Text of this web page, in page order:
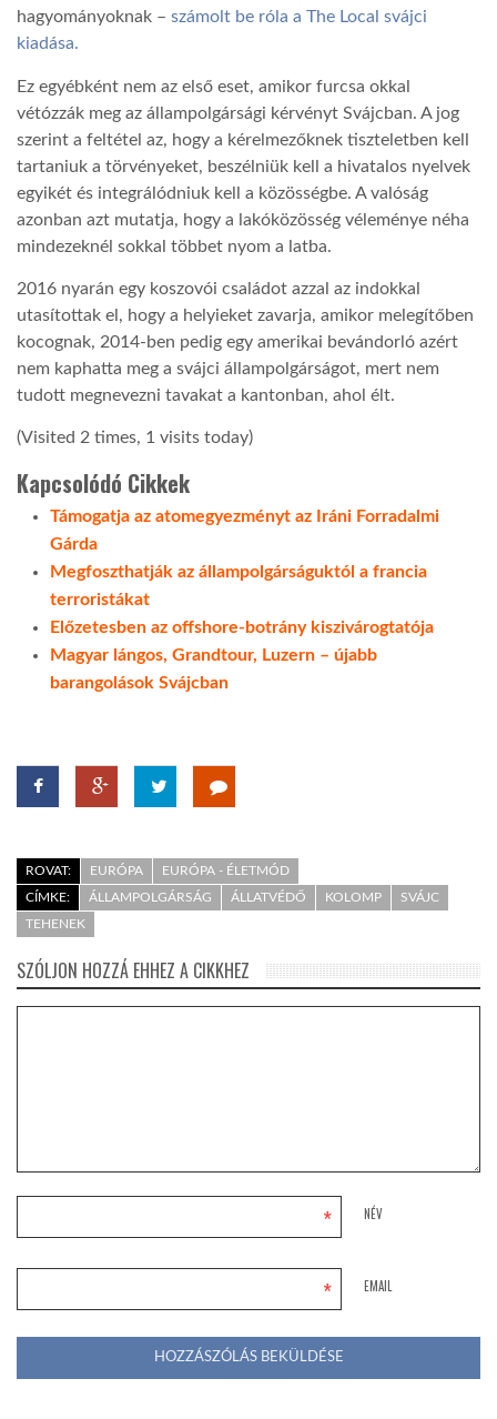
GLOBOBOOK
hagyományoknak – számolt be róla a The Local svájci
kiadása.
Ez egyébként nem az első eset, amikor furcsa okkal
vétózzák meg az állampolgársági kérvényt Svájcban. A jog
szerint a feltétel az, hogy a kérelmezőknek tiszteletben kell
tartaniuk a törvényeket, beszélniük kell a hivatalos nyelvek
egyikét és integrálódniuk kell a közösségbe. A valóság
azonban azt mutatja, hogy a lakóközösség véleménye néha
mindezeknél sokkal többet nyom a latba.
2016 nyarán egy koszovói családot azzal az indokkal
utasítottak el, hogy a helyieket zavarja, amikor melegítőben
kocognak, 2014-ben pedig egy amerikai bevándorló azért
nem kaphatta meg a svájci állampolgárságot, mert nem
tudott megnevezni tavakat a kantonban, ahol élt.
(Visited 2 times, 1 visits today)
Kapcsolódó Cikkek
Támogatja az atomegyezményt az Iráni Forradalmi
Gárda
Megfoszthatják az állampolgárságuktól a francia
terroristákat
Előzetesben az offshore-botrány kiszivárogtatója
Magyar lángos, Grandtour, Luzern – újabb
barangolások Svájcban
ROVAT: EURÓPA
EURÓPA - ÉLETMÓD
CÍMKE:
ÁLLAMPOLGÁRSÁG ÁLLATVÉDŐ KOLOMP
SVÁJC
TEHENEK
SZÓLJON HOZZÁ EHHEZ A CIKKHEZ
NÉV
*
EMAIL
*